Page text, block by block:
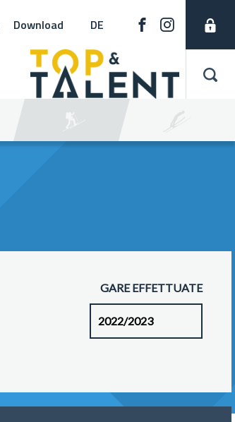
Download DE
GARE EFFETTUATE